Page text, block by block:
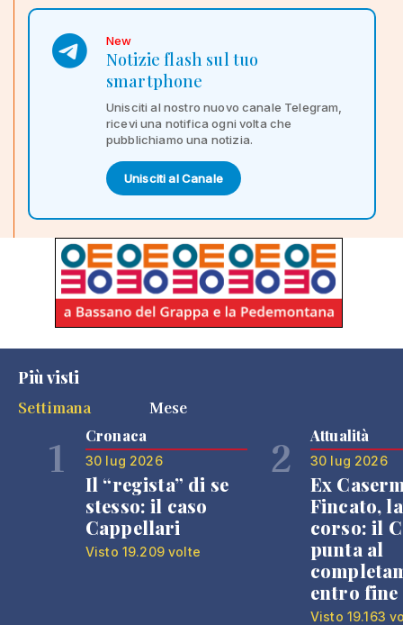
New
Notizie flash sul tuo
smartphone
Unisciti al nostro nuovo canale Telegram,
ricevi una notifica ogni volta che
pubblichiamo una notizia.
Unisciti al Canale
Più visti
Settimana
Mese
1 Cronaca
30 lug 2026
Il “regista” di se
stesso: il caso
Cappellari
Visto 19.209 volte
2 Attualità
30 lug 2026
Ex
Fincato,
corso: il
punta al
entro fine
Visto 19.163